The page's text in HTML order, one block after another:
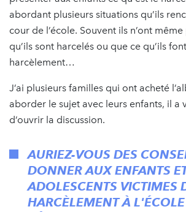
abordant plusieurs situations qu’ils
cour de l’école. Souvent ils n’ont
qu’ils sont harcelés ou que ce qu’ils
harcèlement…
J’ai plusieurs familles qui ont acheté
aborder le sujet avec leurs enfants, il a
d’ouvrir la discussion.
AURIEZ-VOUS DES
DONNER AUX ENFANTS
ADOLESCENTS VICTIMES
HARCÈLEMENT À